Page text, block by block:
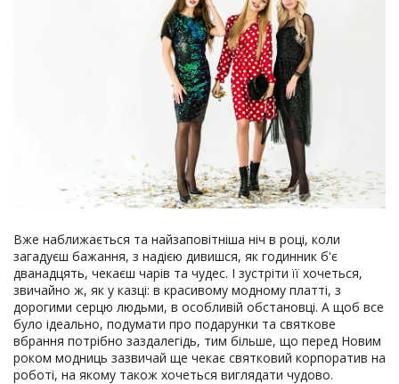
Вже наближається та найзаповітніша ніч в році, коли
загадуєш бажання, з надією дивишся, як годинник б'є
дванадцять, чекаєш чарів та чудес. І зустріти її хочеться,
звичайно ж, як у казці: в красивому модному платті, з
дорогими серцю людьми, в особливій обстановці. А щоб все
було ідеально, подумати про подарунки та святкове
вбрання потрібно заздалегідь, тим більше, що перед Новим
роком модниць зазвичай ще чекає святковий корпоратив на
роботі, на якому також хочеться виглядати чудово.